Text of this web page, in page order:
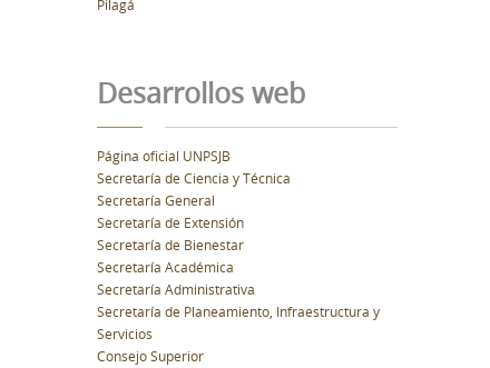
Pilagá
Desarrollos web
Página oficial UNPSJB
Secretaría de Ciencia y Técnica
Secretaría General
Secretaría de Extensión
Secretaría de Bienestar
Secretaría Académica
Secretaría Administrativa
Secretaría de Planeamiento, Infraestructura y
Servicios
Consejo Superior